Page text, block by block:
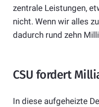
zentrale Leistungen,
nicht. Wenn wir alles
dadurch rund zehn
CSU fordert
In diese aufgeheizte